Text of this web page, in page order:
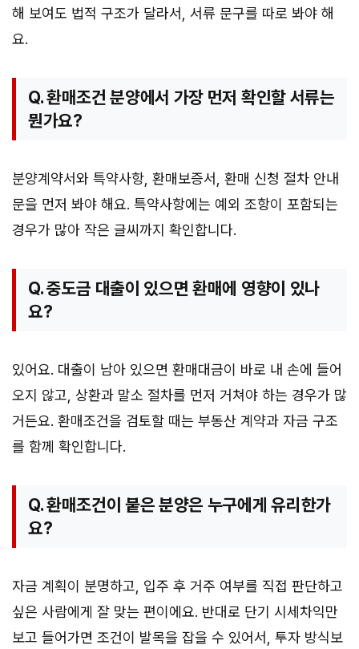
해 보여도 법적 구조가 달라서, 서류 문구를 따로 봐야 해
요.
Q. 환매조건 분양에서 가장 먼저 확인할 서류는
뭔가요?
분양계약서와 특약사항, 환매보증서, 환매 신청 절차 안내
문을 먼저 봐야 해요. 특약사항에는 예외 조항이 포함되는
경우가 많아 작은 글씨까지 확인합니다.
Q. 중도금 대출이 있으면 환매에 영향이 있나
요?
있어요. 대출이 남아 있으면 환매대금이 바로 내 손에 들어
오지 않고, 상환과 말소 절차를 먼저 거쳐야 하는 경우가 많
거든요. 환매조건을 검토할 때는 부동산 계약과 자금 구조
를 함께 확인합니다.
Q. 환매조건이 붙은 분양은 누구에게 유리한가
요?
자금 계획이 분명하고, 입주 후 거주 여부를 직접 판단하고
싶은 사람에게 잘 맞는 편이에요. 반대로 단기 시세차익만
보고 들어가면 조건이 발목을 잡을 수 있어서, 투자 방식보